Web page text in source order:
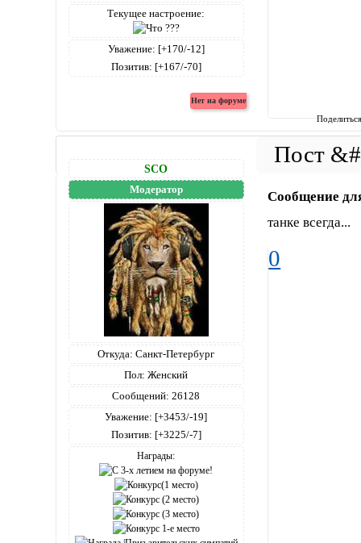
Текущее настроение:
Уважение: [+170/-12]
Позитив: [+167/-70]
SCO
Модератор
Откуда: Санкт-Петербург
Пол: Женский
Сообщений: 26128
Уважение: [+3453/-19]
Позитив: [+3225/-7]
Награды:
Сообщение
танке всегда...
0